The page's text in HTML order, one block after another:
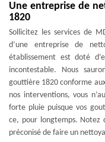
Une entreprise de
1820
Sollicitez les services de
d’une entreprise de
établissement est doté
incontestable. Nous
gouttière 1820 conforme
nos interventions, vous
forte pluie puisque vos
ce, pour longtemps.
préconisé de faire un